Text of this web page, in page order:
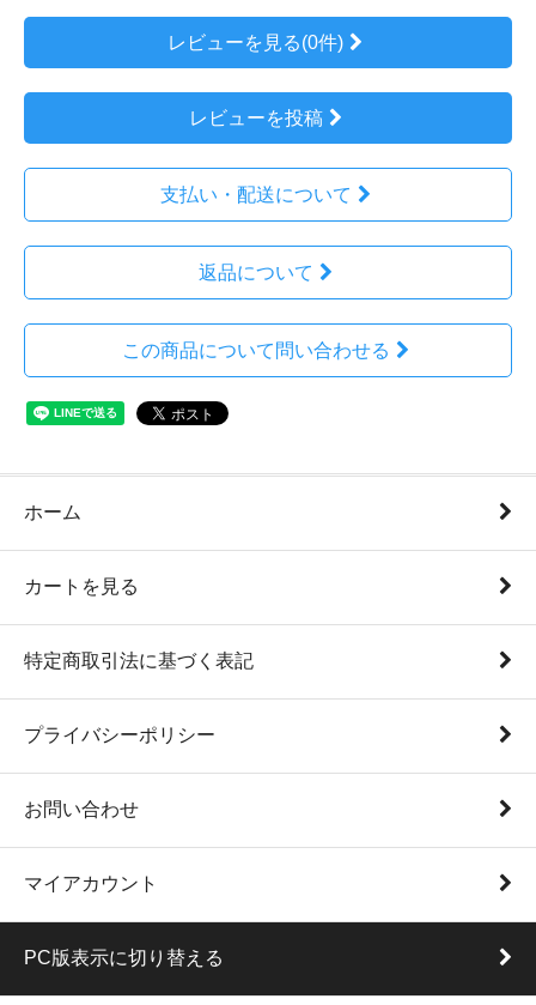
レビューを見る(0件)
レビューを投稿
支払い・配送について
返品について
この商品について問い合わせる
ホーム
カートを見る
特定商取引法に基づく表記
プライバシーポリシー
お問い合わせ
マイアカウント
PC版表示に切り替える